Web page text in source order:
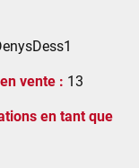
vente : 13
en tant que